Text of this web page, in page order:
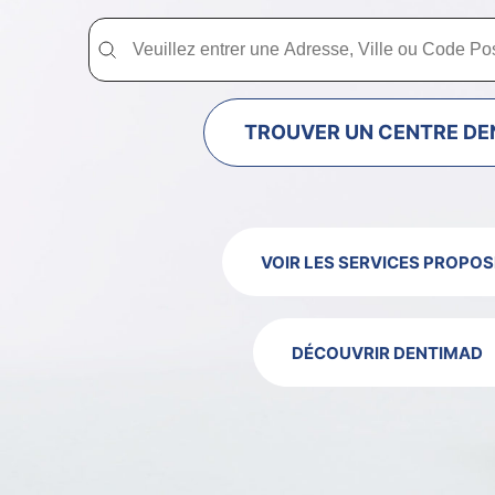
Trouver un centre dentaire Dentimad près
Trouver un centre dentaire Dentimad près de chez vous
TROUVER UN CENTRE
VOIR LES SERVICES
DÉCOUVRIR DENTIMAD